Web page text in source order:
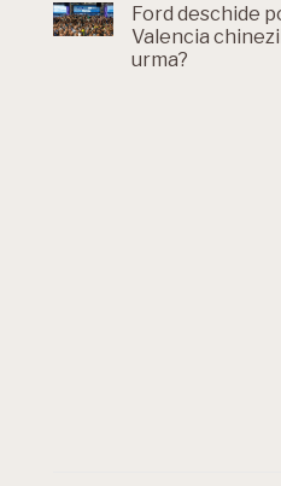
Ford deschide
Valencia
urma?